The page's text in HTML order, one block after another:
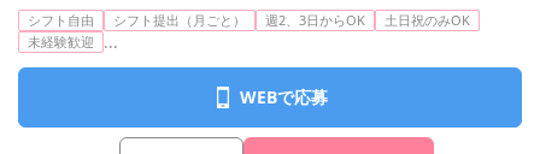
シフト自由 シフト提出（月ごと） 週2、3日からOK
土日祝のみOK
未経験歓迎
...
WEBで応募